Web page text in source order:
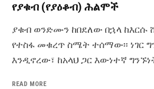
የያቁብ (የያዕቆብ) ሕልሞች
ያቁብ ወንድሙን ከበደለው በኋላ ከእርሱ
የተስፋ መቁረጥ ስሜት ተሰማው፡፡ ነገር
እንዲኖረው፣ ከአላህ ጋር እውነተኛ
READ MORE